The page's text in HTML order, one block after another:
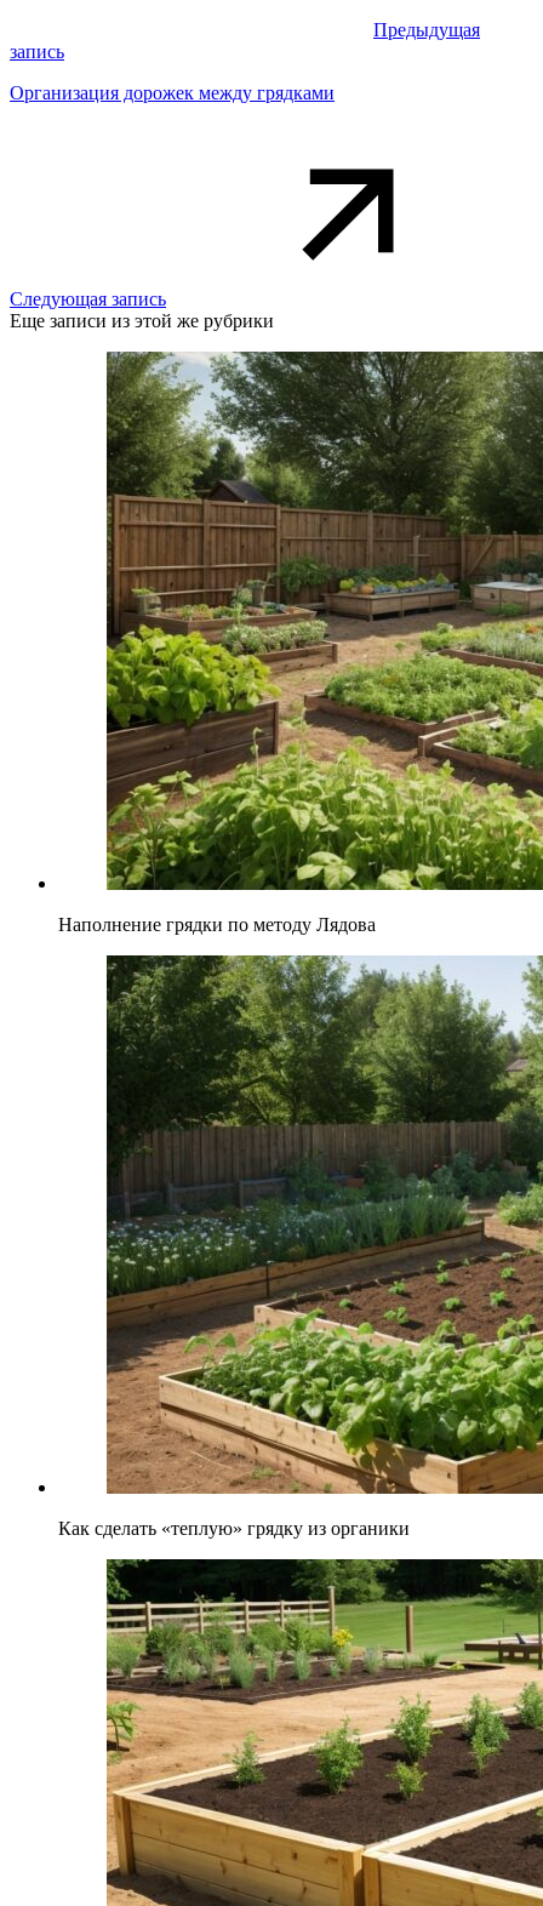
Предыдущая
запись
Организация дорожек между грядками
Следующая запись
Еще записи из этой же рубрики
Наполнение грядки по методу Лядова
Как сделать «теплую» грядку из органики